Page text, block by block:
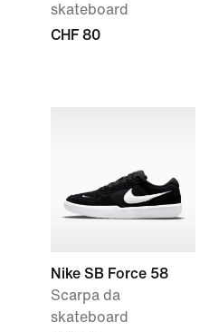
skateboard
CHF 80
Nike SB Force 58
Scarpa da
skateboard